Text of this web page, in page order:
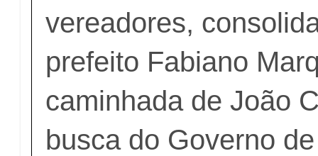
vereadores,
prefeito Fabiano
caminhada de João
busca do Governo